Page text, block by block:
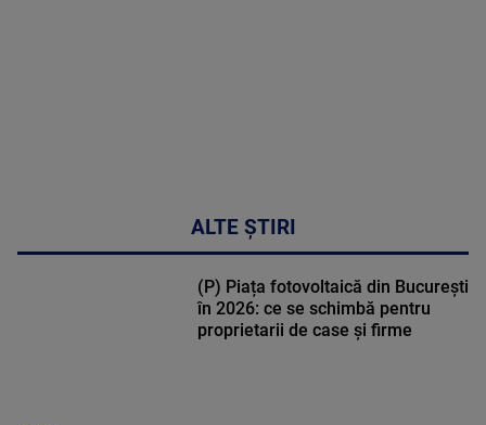
ALTE ȘTIRI
(P) Piața fotovoltaică din București
în 2026: ce se schimbă pentru
proprietarii de case și firme